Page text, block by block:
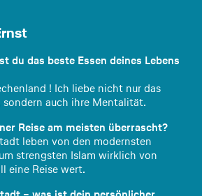
du das beste Essen deines Lebens
! Ich liebe nicht nur das
sondern auch ihre Mentalität.
Reise am meisten überrascht?
leben von den modernsten
strengsten Islam wirklich von
eine Reise wert.